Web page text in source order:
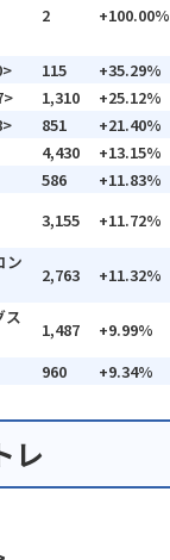
2 +100.00%
115 +35.29%
1,310 +25.12%
851 +21.40%
4,430 +13.15%
586 +11.83%
3,155 +11.72%
ン
2,763 +11.32%
ス
1,487 +9.99%
960 +9.34%
レ